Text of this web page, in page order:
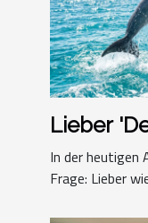
Lieber
In der
Frage: Lieber